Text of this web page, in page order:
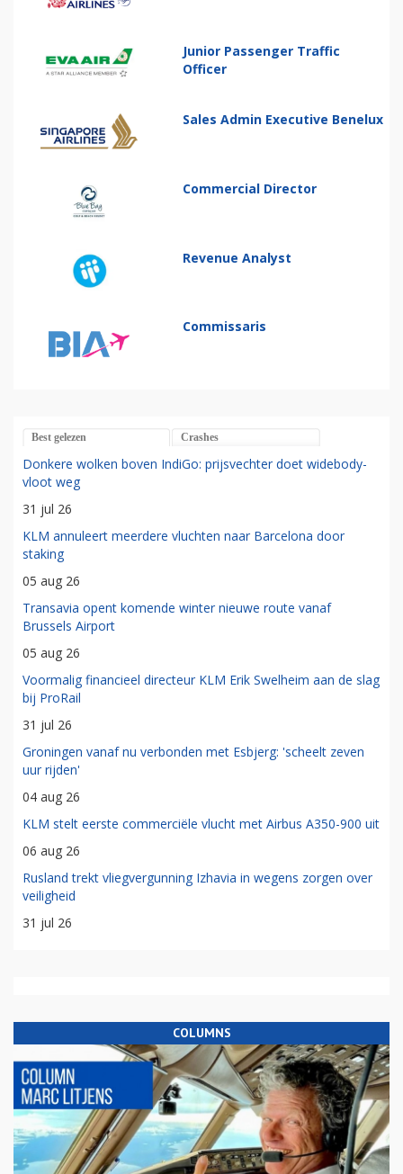
Junior Passenger Traffic
Officer
Sales Admin Executive Benelux
Commercial Director
Revenue Analyst
Commissaris
Best gelezen Crashes
Donkere wolken boven IndiGo: prijsvechter doet widebody-
vloot weg
31 jul 26
KLM annuleert meerdere vluchten naar Barcelona door
staking
05 aug 26
Transavia opent komende winter nieuwe route vanaf
Brussels Airport
05 aug 26
Voormalig financieel directeur KLM Erik Swelheim aan de slag
bij ProRail
31 jul 26
Groningen vanaf nu verbonden met Esbjerg: 'scheelt zeven
uur rijden'
04 aug 26
KLM stelt eerste commerciële vlucht met Airbus A350-900 uit
06 aug 26
Rusland trekt vliegvergunning Izhavia in wegens zorgen over
veiligheid
31 jul 26
COLUMNS